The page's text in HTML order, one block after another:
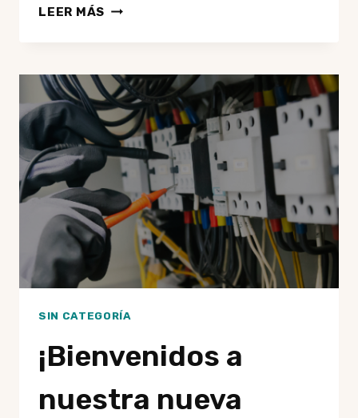
LEER MÁS REPARACIÓN
GAS
EN
BARCELONA:
SEÑALES
DE
QUE
INSTALACIÓN
ESTÁ
EN
RIESGO
SIN CATEGORÍA
¡Bienvenidos a
nuestra nueva